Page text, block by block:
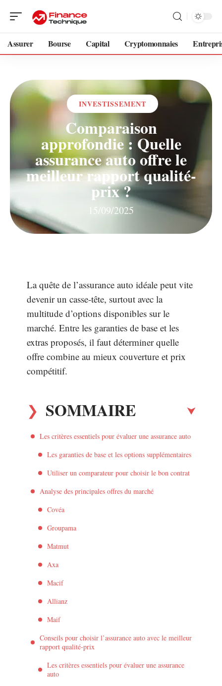
Assurer Bourse Capital Cryptomonnaies
INVESTISSEMENT
Comparaison
approfondie : Quelle
assurance auto offre le
meilleur rapport qualité-
prix ?
15/09/2025
La quête de l’assurance auto idéale peut vite
devenir un casse-tête, surtout avec la
multitude d’options disponibles sur le
marché. Entre les garanties de base et les
extras proposés, il faut déterminer quelle
offre combine au mieux couverture et prix
compétitif.
SOMMAIRE
Les critères essentiels pour évaluer une assurance auto
Les garanties de base et les options supplémentaires
Utiliser un comparateur pour choisir le bon contrat
Analyse des principales offres du marché
Covéa
Groupama
Matmut
Axa
Macif
Allianz
Maif
Conseils pour choisir l’assurance auto avec le meilleur
rapport qualité-prix
Les critères essentiels pour évaluer une assurance
auto